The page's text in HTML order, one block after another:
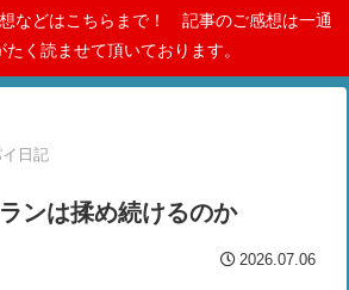
などはこちらまで！ 記事のご感想は一通
く読ませて頂いております。
日記
ンは揉め続けるのか
2026.07.06